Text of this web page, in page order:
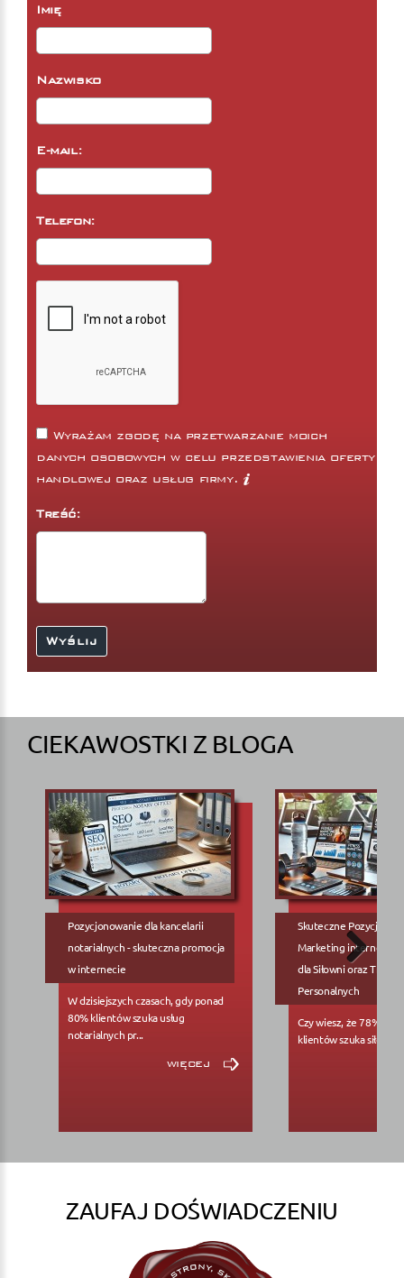
Imię
Nazwisko
E-mail:
Telefon:
Wyrażam zgodę na przetwarzanie moich
danych osobowych w celu przedstawienia oferty
handlowej oraz usług firmy.
Treść:
CIEKAWOSTKI Z BLOGA
Pozycjonowanie dla kancelarii
notarialnych - skuteczna promocja
w internecie
W dzisiejszych czasach, gdy ponad
80% klientów szuka usług
notarialnych pr...
więcej
Skuteczne
Marketing internetowy
dla Siłowni oraz
Personalnych
Czy wiesz, że 78%
klientów szuka siłowni...
ZAUFAJ DOŚWIADCZENIU